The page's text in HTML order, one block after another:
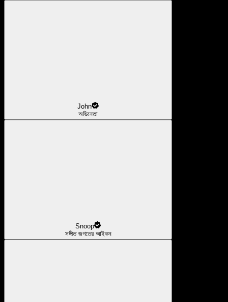
John
অভিনেতা
Snoop
সঙ্গীত জগতের আইকন